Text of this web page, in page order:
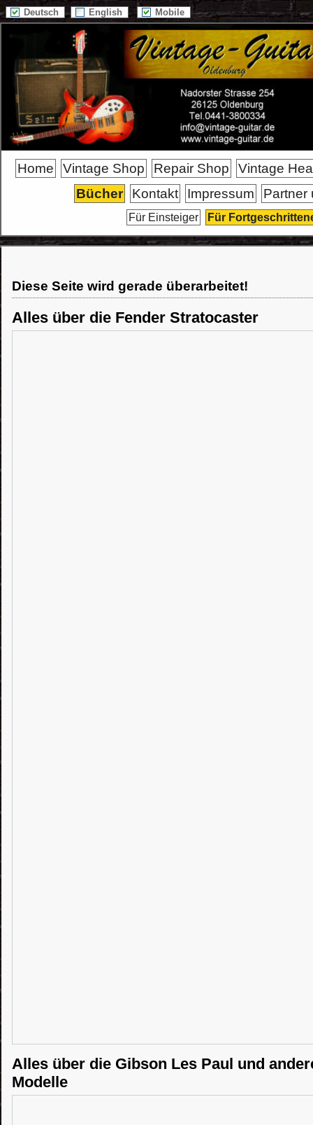
Deutsch English Mobile
Home Vintage Shop Repair Shop
Vintage
Bücher
Kontakt Impressum Partner
Für Einsteiger Für
Diese Seite wird gerade überarbeitet!
Alles über die Fender Stratocaster
Alles über die Gibson Les Paul und
Modelle